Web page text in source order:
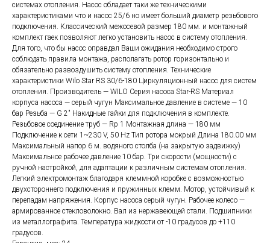
системах отопления. Насос обладает таки же техническими
характеристиками что и насос 25/6 но имеет больший диаметр резьбового
подключения. Классический межосевой размер 180 мм. и монтажный
комплект гаек позволяют легко установить насос в систему отопления.
Для того, что бы насос оправдал Ваши ожидания необходимо строго
соблюдать правила монтажа, располагать ротор горизонтально и
обязательно развоздушить систему отопления. Технические
характеристики Wilo Star RS 30/6-180 Циркуляционный насос для систем
отопления. Производитель — WILO Серия насоса Star-RS Материал
корпуса насоса — cерый чугун Максимальное давление в системе — 10
бар Резьба — G 2″ Накидные гайки для подключения в комплекте.
Резьбовое соединение труб — Rp 1 Монтажная длина — 180 мм
Подключение к сети 1~230 V, 50 Hz Тип ротора мокрый Длина 180.00 мм
Максимальный напор 6 м. водяного столба (на закрытую задвижку)
Максимальное рабочее давление 10 бар. Три скорости (мощности) с
ручной настройкой, для адаптации к различным системам отопления.
Легкий электромонтаж благодаря клеммной коробке с возможностью
двухстороннего подключения и пружинных клемм. Мотор, устойчивый к
перепадам напряжения. Корпус насоса серый чугун. Рабочее колесо —
армированное стекловолокно. Вал из нержавеющей стали. Подшипники
из металлографита. Температура жидкости от -10 градусов до +110
градусов.